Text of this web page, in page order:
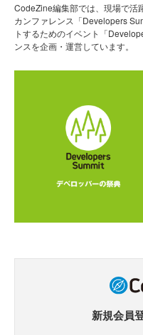
CodeZine編集部では、現場で活
カンファレンス「Developers
トするためのイベント「
ンスを企画・運営しています。
新規会員